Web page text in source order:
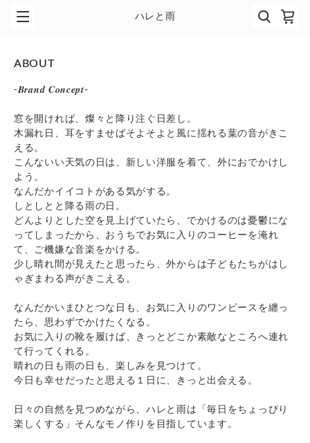
ハレと雨
ABOUT
-𝑩𝒓𝒂𝒏𝒅 𝑪𝒐𝒏𝒄𝒆𝒑𝒕-
窓を開ければ、燦々と降り注ぐ日差し。
木漏れ日、耳をすませばそよそよと風に揺れる葉の音がきこ
える。
こんないい天気の日は、新しい洋服を着て、外におでかけし
よう。
なんだかイイコトがある気がする。
しとしとと降る雨の日。
どんよりとした空を見上げていたら、でかけるのは憂鬱にな
ってしまったから、おうちでお気に入りのコーヒーを淹れ
て、ご機嫌な音楽をかける。
少し晴れ間が見えたと思ったら、外からは子どもたちがはし
ゃぎまわる声がきこえる。
なんだかいまひとつな日も、お気に入りのワンピースを纏っ
たら、思わずでかけたくなる。
お気に入りの靴を履けば、きっとどこか素敵なところへ連れ
て行ってくれる。
晴れの日も雨の日も、楽しみを見つけて。
今日も幸せだったと思える１日に、きっと出会える。
日々の自然を見つめながら、ハレと雨は「毎日をちょっぴり
楽しくする」そんなモノ作りを目指しています。